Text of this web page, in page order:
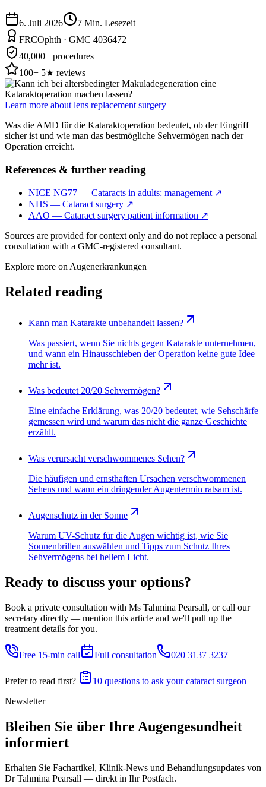
6. Juli 2026 7 Min. Lesezeit
FRCOphth · GMC 4036472
40,000+ procedures
100+ 5★ reviews
Learn more about lens replacement surgery
Was die AMD für die Kataraktoperation bedeutet, ob der Eingriff
sicher ist und wie man das bestmögliche Sehvermögen nach der
Operation erreicht.
References & further reading
NICE NG77 — Cataracts in adults: management ↗
NHS — Cataract surgery ↗
AAO — Cataract surgery patient information ↗
Sources are provided for context only and do not replace a personal
consultation with a GMC-registered consultant.
Explore more on Augenerkrankungen
Related reading
Kann man Katarakte unbehandelt lassen?
Was passiert, wenn Sie nichts gegen Katarakte unternehmen,
und wann ein Hinausschieben der Operation keine gute Idee
mehr ist.
Was bedeutet 20/20 Sehvermögen?
Eine einfache Erklärung, was 20/20 bedeutet, wie Sehschärfe
gemessen wird und warum das nicht die ganze Geschichte
erzählt.
Was verursacht verschwommenes Sehen?
Die häufigen und ernsthaften Ursachen verschwommenen
Sehens und wann ein dringender Augentermin ratsam ist.
Augenschutz in der Sonne
Warum UV-Schutz für die Augen wichtig ist, wie Sie
Sonnenbrillen auswählen und Tipps zum Schutz Ihres
Sehvermögens bei hellem Licht.
Ready to discuss your options?
Book a private consultation with Ms Tahmina Pearsall, or call our
secretary directly — mention this article and we'll pull up the
treatment details for you.
Free 15-min call Full consultation 020 3137 3237
Prefer to read first?
10 questions to ask your cataract surgeon
Newsletter
Bleiben Sie über Ihre Augengesundheit
informiert
Erhalten Sie Fachartikel, Klinik-News und Behandlungs­updates von
Dr Tahmina Pearsall — direkt in Ihr Postfach.